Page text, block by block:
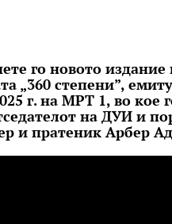
го новото издание
„360 степени”,
г. на МРТ 1, во кое
на ДУИ и
и пратеник Арбер